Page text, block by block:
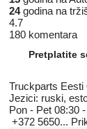
24godina na
4.7
180 komentara
Pretplatite
Truckparts Eesti
Jezici: ruski,
Pon - Pet 08:30
+372 5650...